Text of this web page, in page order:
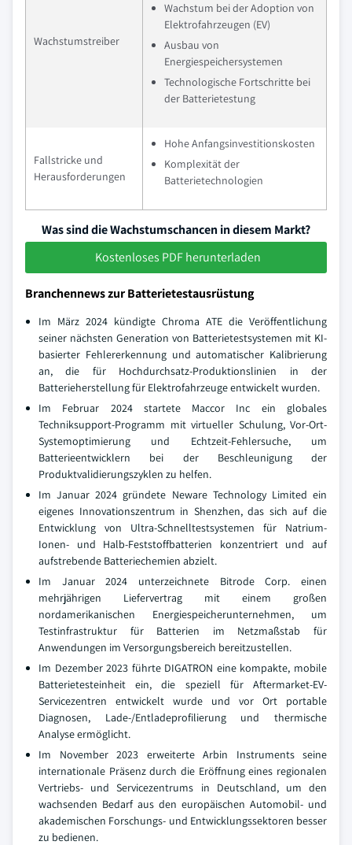
Wachstumstreiber
Wachstum bei der Adoption von
Elektrofahrzeugen (EV)
Ausbau von
Energiespeichersystemen
Technologische Fortschritte bei
der Batterietestung
Fallstricke und
Herausforderungen
Hohe Anfangsinvestitionskosten
Komplexität der
Batterietechnologien
Was sind die Wachstumschancen in diesem Markt?
Kostenloses PDF herunterladen
Branchennews zur Batterietestausrüstung
Im März 2024 kündigte Chroma ATE die Veröffentlichung
seiner nächsten Generation von Batterietestsystemen mit KI-
basierter Fehlererkennung und automatischer Kalibrierung
an, die für Hochdurchsatz-Produktionslinien in der
Batterieherstellung für Elektrofahrzeuge entwickelt wurden.
Im Februar 2024 startete Maccor Inc ein globales
Techniksupport-Programm mit virtueller Schulung, Vor-Ort-
Systemoptimierung und Echtzeit-Fehlersuche, um
Batterieentwicklern bei der Beschleunigung der
Produktvalidierungszyklen zu helfen.
Im Januar 2024 gründete Neware Technology Limited ein
eigenes Innovationszentrum in Shenzhen, das sich auf die
Entwicklung von Ultra-Schnelltestsystemen für Natrium-
Ionen- und Halb-Feststoffbatterien konzentriert und auf
aufstrebende Batteriechemien abzielt.
Im Januar 2024 unterzeichnete Bitrode Corp. einen
mehrjährigen Liefervertrag mit einem großen
nordamerikanischen Energiespeicherunternehmen, um
Testinfrastruktur für Batterien im Netzmaßstab für
Anwendungen im Versorgungsbereich bereitzustellen.
Im Dezember 2023 führte DIGATRON eine kompakte, mobile
Batterietesteinheit ein, die speziell für Aftermarket-EV-
Servicezentren entwickelt wurde und vor Ort portable
Diagnosen, Lade-/Entladeprofilierung und thermische
Analyse ermöglicht.
Im November 2023 erweiterte Arbin Instruments seine
internationale Präsenz durch die Eröffnung eines regionalen
Vertriebs- und Servicezentrums in Deutschland, um den
wachsenden Bedarf aus den europäischen Automobil- und
akademischen Forschungs- und Entwicklungssektoren besser
zu bedienen.